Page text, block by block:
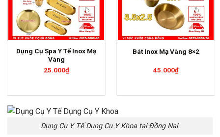
Dụng Cụ Spa Y Tế Inox Mạ
Vàng
25.000₫
Bát Inox Mạ Vàng 8×2
45.000₫
Dụng Cụ Y Tế Dụng Cụ Y Khoa tại Đồng Nai